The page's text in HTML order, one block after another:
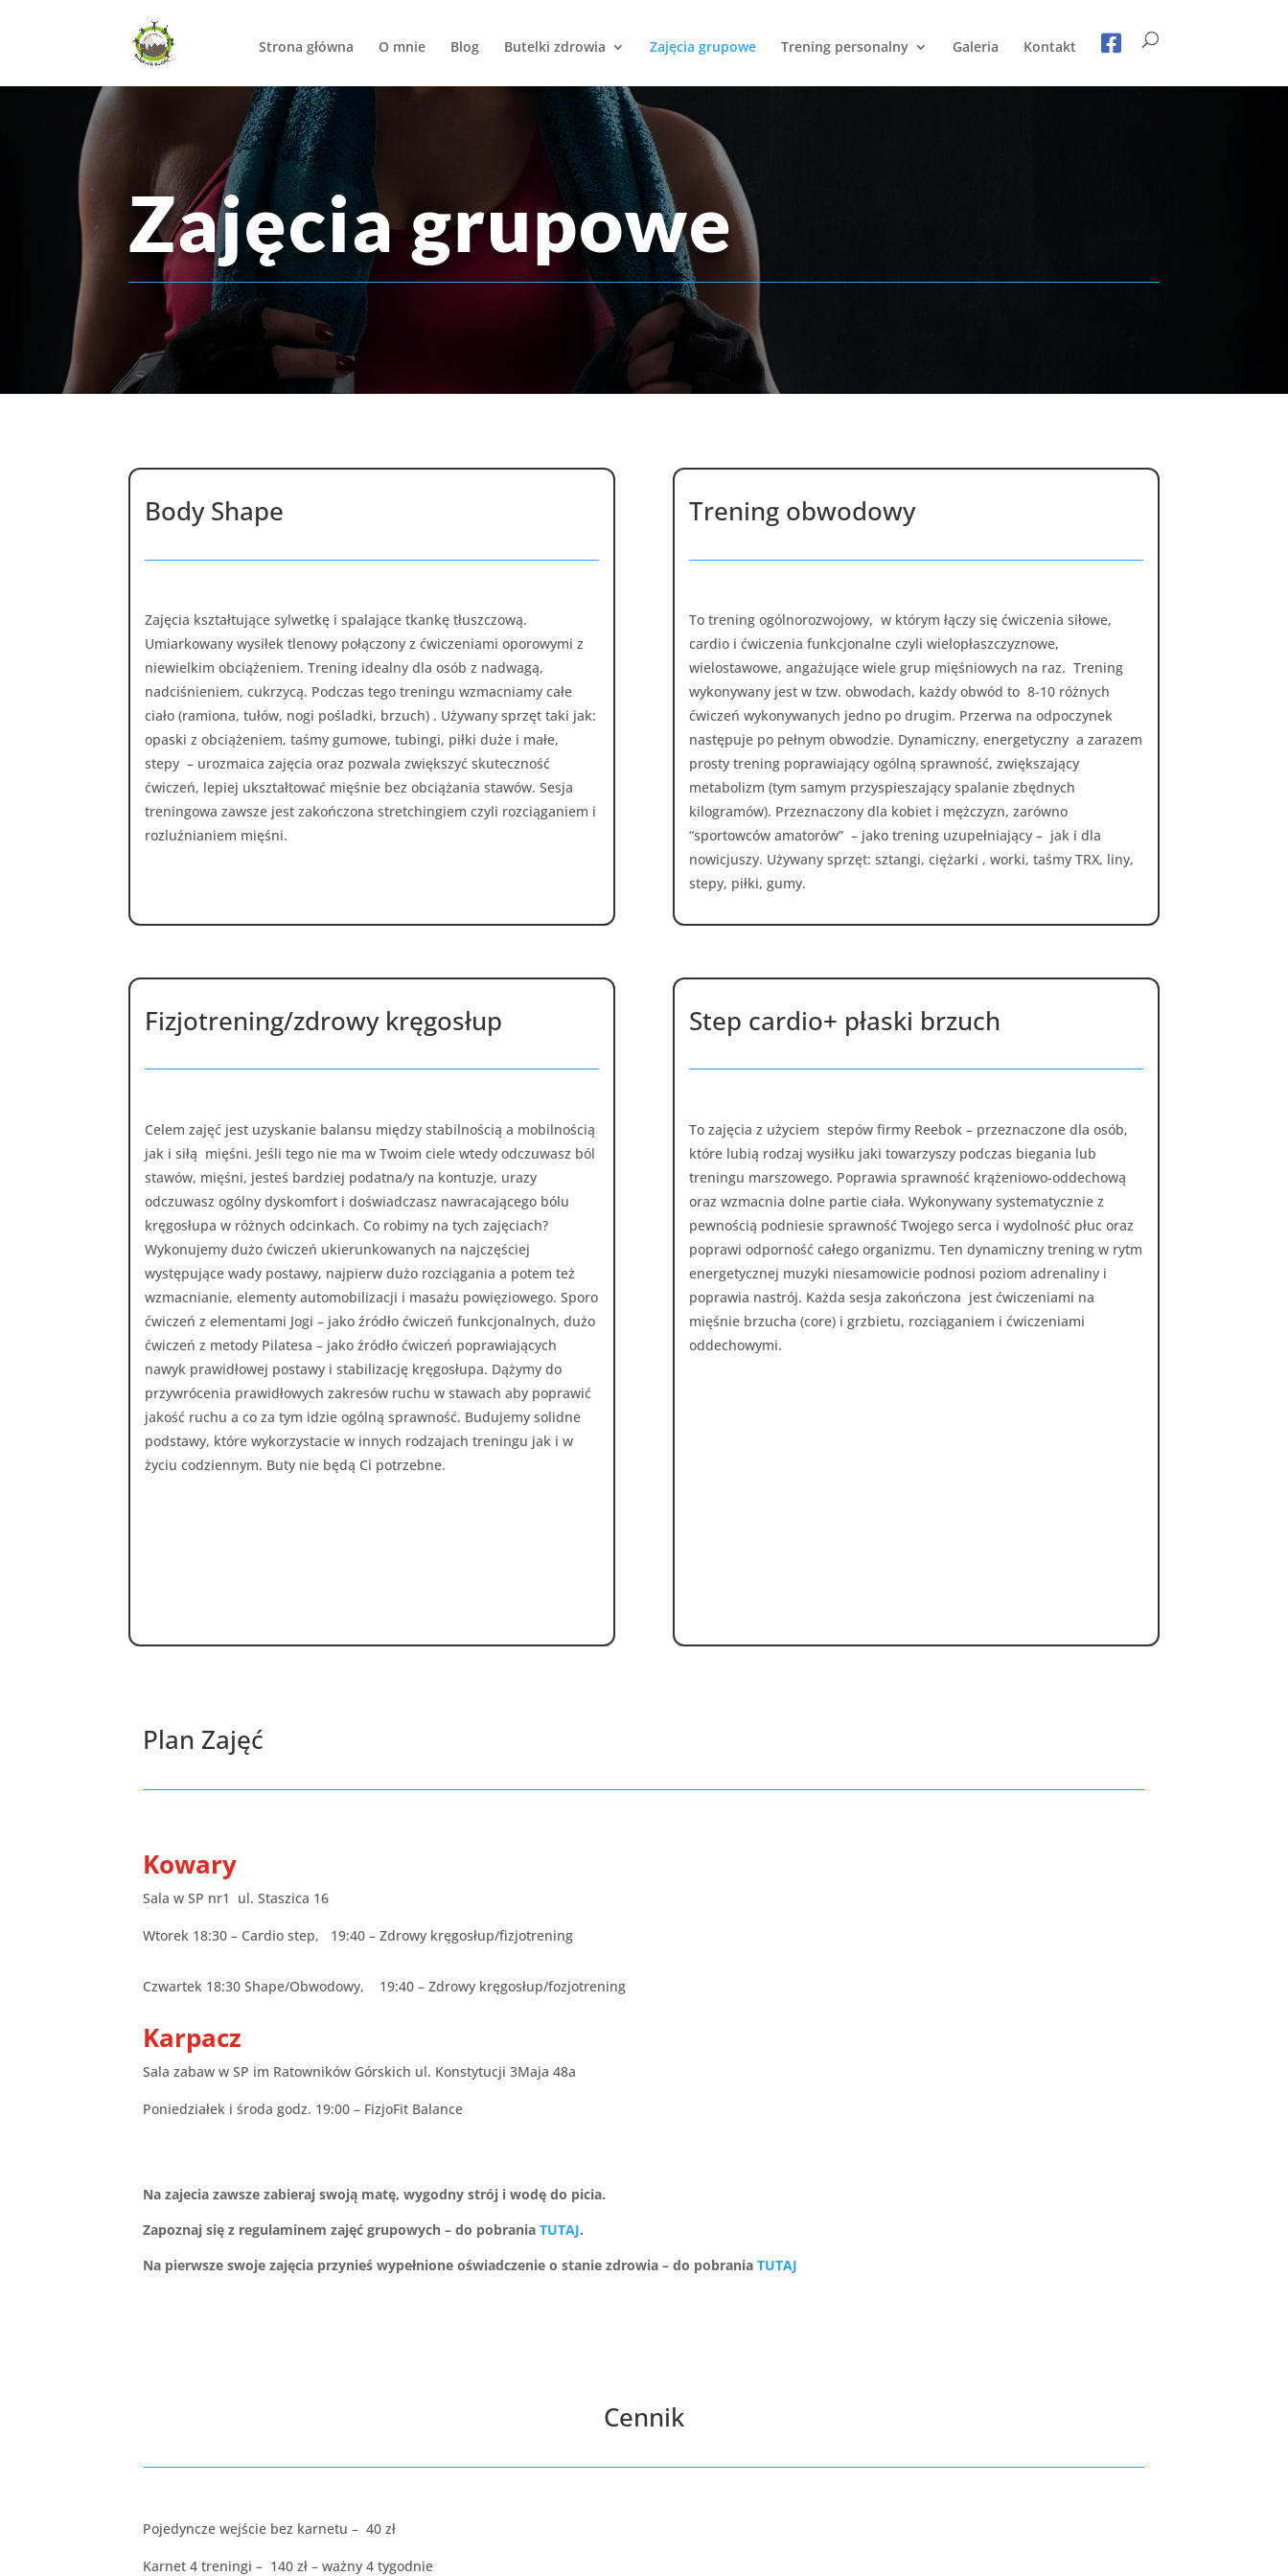
Strona główna O mnie Blog Butelki zdrowia Zajęcia grupowe Trening personalny Galeria Kontakt
Zajęcia grupowe
Body Shape
Zajęcia kształtujące sylwetkę i spalające tkankę tłuszczową.
Umiarkowany wysiłek tlenowy połączony z ćwiczeniami oporowymi z
niewielkim obciążeniem. Trening idealny dla osób z nadwagą,
nadciśnieniem, cukrzycą. Podczas tego treningu wzmacniamy całe
ciało (ramiona, tułów, nogi pośladki, brzuch) . Używany sprzęt taki jak:
opaski z obciążeniem, taśmy gumowe, tubingi, piłki duże i małe,
stepy – urozmaica zajęcia oraz pozwala zwiększyć skuteczność
ćwiczeń, lepiej ukształtować mięśnie bez obciążania stawów. Sesja
treningowa zawsze jest zakończona stretchingiem czyli rozciąganiem i
rozluźnianiem mięśni.
Trening obwodowy
To trening ogólnorozwojowy, w którym łączy się ćwiczenia siłowe,
cardio i ćwiczenia funkcjonalne czyli wielopłaszczyznowe,
wielostawowe, angażujące wiele grup mięśniowych na raz. Trening
wykonywany jest w tzw. obwodach, każdy obwód to 8-10 różnych
ćwiczeń wykonywanych jedno po drugim. Przerwa na odpoczynek
następuje po pełnym obwodzie. Dynamiczny, energetyczny a zarazem
prosty trening poprawiający ogólną sprawność, zwiększający
metabolizm (tym samym przyspieszający spalanie zbędnych
kilogramów). Przeznaczony dla kobiet i mężczyzn, zarówno
“sportowców amatorów” – jako trening uzupełniający – jak i dla
nowicjuszy. Używany sprzęt: sztangi, ciężarki , worki, taśmy TRX, liny,
stepy, piłki, gumy.
Fizjotrening/zdrowy kręgosłup
Celem zajęć jest uzyskanie balansu między stabilnością a mobilnością
jak i siłą mięśni. Jeśli tego nie ma w Twoim ciele wtedy odczuwasz ból
stawów, mięśni, jesteś bardziej podatna/y na kontuzje, urazy
odczuwasz ogólny dyskomfort i doświadczasz nawracającego bólu
kręgosłupa w różnych odcinkach. Co robimy na tych zajęciach?
Wykonujemy dużo ćwiczeń ukierunkowanych na najczęściej
występujące wady postawy, najpierw dużo rozciągania a potem też
wzmacnianie, elementy automobilizacji i masażu powięziowego. Sporo
ćwiczeń z elementami Jogi – jako źródło ćwiczeń funkcjonalnych, dużo
ćwiczeń z metody Pilatesa – jako źródło ćwiczeń poprawiających
nawyk prawidłowej postawy i stabilizację kręgosłupa. Dążymy do
przywrócenia prawidłowych zakresów ruchu w stawach aby poprawić
jakość ruchu a co za tym idzie ogólną sprawność. Budujemy solidne
podstawy, które wykorzystacie w innych rodzajach treningu jak i w
życiu codziennym. Buty nie będą Ci potrzebne.
Step cardio+ płaski brzuch
To zajęcia z użyciem stepów firmy Reebok – przeznaczone dla osób,
które lubią rodzaj wysiłku jaki towarzyszy podczas biegania lub
treningu marszowego. Poprawia sprawność krążeniowo-oddechową
oraz wzmacnia dolne partie ciała. Wykonywany systematycznie z
pewnością podniesie sprawność Twojego serca i wydolność płuc oraz
poprawi odporność całego organizmu. Ten dynamiczny trening w rytm
energetycznej muzyki niesamowicie podnosi poziom adrenaliny i
poprawia nastrój. Każda sesja zakończona jest ćwiczeniami na
mięśnie brzucha (core) i grzbietu, rozciąganiem i ćwiczeniami
oddechowymi.
Plan Zajęć
Kowary
Sala w SP nr1 ul. Staszica 16
Wtorek 18:30 – Cardio step, 19:40 – Zdrowy kręgosłup/fizjotrening
Czwartek 18:30 Shape/Obwodowy, 19:40 – Zdrowy kręgosłup/fozjotrening
Karpacz
Sala zabaw w SP im Ratowników Górskich ul. Konstytucji 3Maja 48a
Poniedziałek i środa godz. 19:00 – FizjoFit Balance
Na zajecia zawsze zabieraj swoją matę, wygodny strój i wodę do picia.
Zapoznaj się z regulaminem zajęć grupowych – do pobraniaTUTAJ.
Na pierwsze swoje zajęcia przynieś wypełnione oświadczenie o stanie zdrowia – do pobraniaTUTAJ
Cennik
Pojedyncze wejście bez karnetu – 40 zł
Karnet 4 treningi – 140 zł – ważny 4 tygodnie